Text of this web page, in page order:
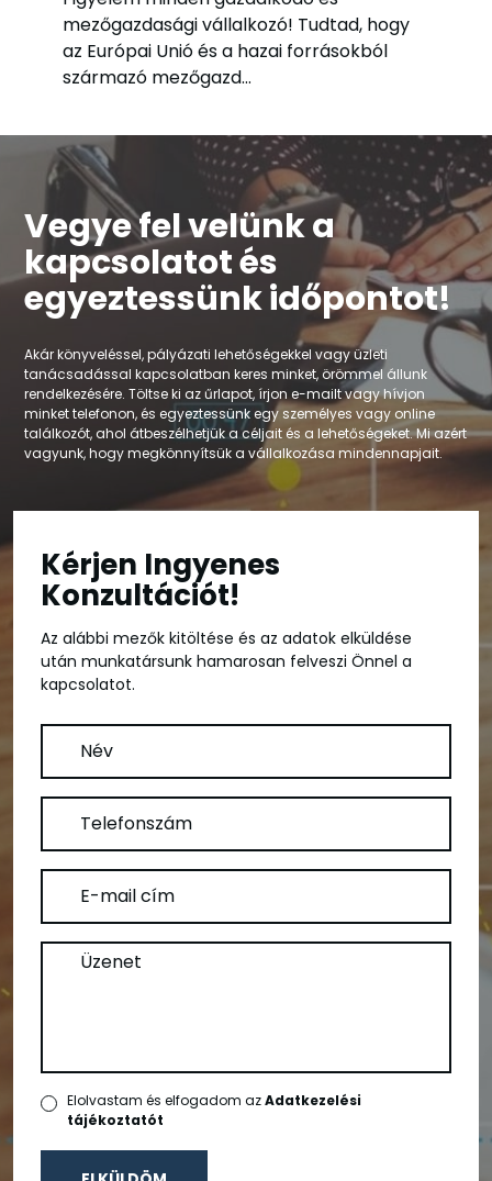
mezőgazdasági vállalkozó! Tudtad, hogy
az Európai Unió és a hazai forrásokból
származó mezőgazd...
Vegye fel velünk a
kapcsolatot és
egyeztessünk időpontot!
Akár könyveléssel, pályázati lehetőségekkel vagy üzleti
tanácsadással kapcsolatban keres minket, örömmel állunk
rendelkezésére. Töltse ki az űrlapot, írjon e-mailt vagy hívjon
minket telefonon, és egyeztessünk egy személyes vagy online
találkozót, ahol átbeszélhetjük a céljait és a lehetőségeket. Mi azért
vagyunk, hogy megkönnyítsük a vállalkozása mindennapjait.
Kérjen Ingyenes
Konzultációt!
Az alábbi mezők kitöltése és az adatok elküldése
után munkatársunk hamarosan felveszi Önnel a
kapcsolatot.
Elolvastam és elfogadom azAdatkezelési
tájékoztatót